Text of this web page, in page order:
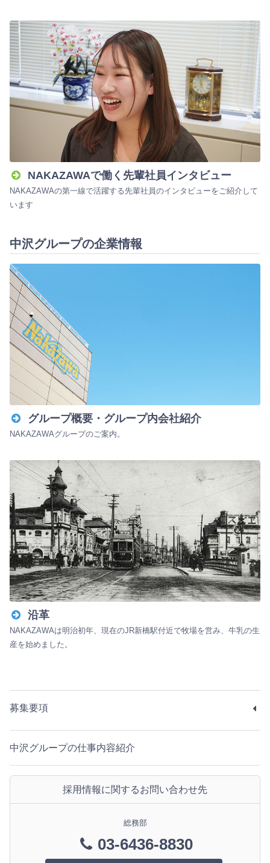
NAKAZAWAで働く先輩社員インタビュー
NAKAZAWAの第一線で活躍する先輩社員のインタビューをご紹介して
います
中沢グループの企業情報
グループ概要・グループ内会社紹介
NAKAZAWAグループのご案内。
沿革
NAKAZAWAは明治初年、現在のJR新橋駅付近で牧場を営み、牛乳の生
産を始めました。
募集要項
中沢グループの仕事内容紹介
採用情報に関するお問い合わせ先
総務部
03-6436-8830